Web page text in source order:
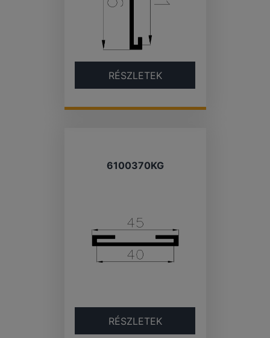
RÉSZLETEK
6100370KG
RÉSZLETEK